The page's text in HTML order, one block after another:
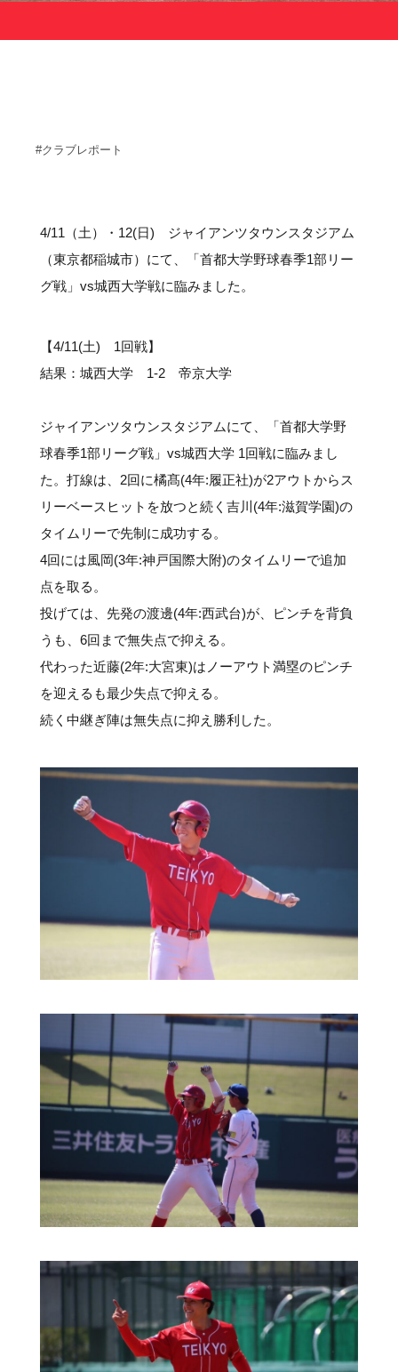
#メディア情報 #キャンプ
#クラブレポート
4/11（土）・12(日) ジャイアンツタウンスタジアム
（東京都稲城市）にて、「首都大学野球春季1部リー
グ戦」vs城西大学戦に臨みました。
【4/11(土) 1回戦】
結果：城西大学 1-2 帝京大学
ジャイアンツタウンスタジアムにて、「首都大学野
球春季1部リーグ戦」vs城西大学 1回戦に臨みまし
た。打線は、2回に橘髙(4年:履正社)が2アウトからス
リーベースヒットを放つと続く吉川(4年:滋賀学園)の
タイムリーで先制に成功する。
4回には風岡(3年:神戸国際大附)のタイムリーで追加
点を取る。
投げては、先発の渡邊(4年:西武台)が、ピンチを背負
うも、6回まで無失点で抑える。
代わった近藤(2年:大宮東)はノーアウト満塁のピンチ
を迎えるも最少失点で抑える。
続く中継ぎ陣は無失点に抑え勝利した。